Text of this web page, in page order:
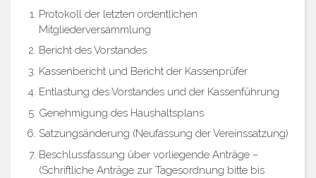
Protokoll der letzten ordentlichen
Mitgliederversammlung
Bericht des Vorstandes
Kassenbericht und Bericht der Kassenprüfer
Entlastung des Vorstandes und der Kassenführung
Genehmigung des Haushaltsplans
Satzungsänderung (Neufassung der Vereinssatzung)
Beschlussfassung über vorliegende Anträge –
(Schriftliche Anträge zur Tagesordnung bitte bis